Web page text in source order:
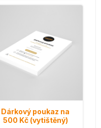
Dárkový poukaz na
500 Kč (vytištěný)